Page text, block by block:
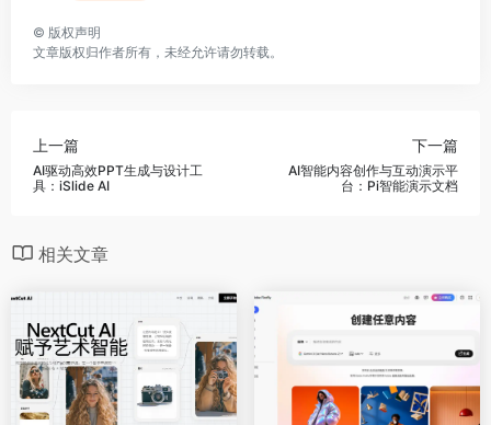
© 版权声明
文章版权归作者所有，未经允许请勿转载。
上一篇
AI驱动高效PPT生成与设计工
具：iSlide AI
下一篇
AI智能内容创作与互动演示平
台：Pi智能演示文档
相关文章